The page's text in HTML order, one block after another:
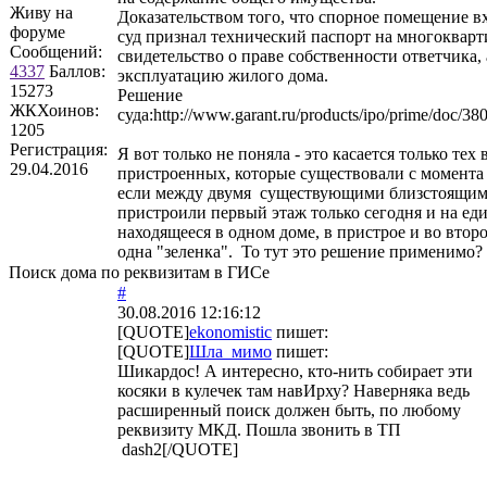
Живу на
форуме
Сообщений:
4337 Баллов:
15273
ЖКХоинов:
1205
Регистрация:
29.04.2016
Доказательством того, что спорное помещение
суд признал технический паспорт на
свидетельство о праве собственности ответчика,
эксплуатацию жилого дома.
Решение
суда:http://www.garant.ru/products/ipo/prime/doc/
Я вот только не поняла - это касается только тех
пристроенных, которые существовали с
если между двумя существующими
пристроили первый этаж только сегодня и на
находящееся в одном доме, в пристрое и во
одна "зеленка". То тут это решение применимо?
Поиск дома по реквизитам в ГИСе
#
30.08.2016 12:16:12
[QUOTE]ekonomistic пишет:
[QUOTE]Шла_мимо пишет:
Шикардос! А интересно, кто-нить собирает эти
косяки в кулечек там навИрху? Наверняка ведь
расширенный поиск должен быть, по любому
реквизиту МКД. Пошла звонить в ТП
dash2[/QUOTE]